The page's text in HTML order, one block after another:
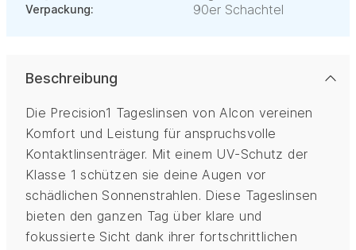
Verpackung: 90er Schachtel
Beschreibung
Die Precision1 Tageslinsen von Alcon vereinen
Komfort und Leistung für anspruchsvolle
Kontaktlinsenträger. Mit einem UV-Schutz der
Klasse 1 schützen sie deine Augen vor
schädlichen Sonnenstrahlen. Diese Tageslinsen
bieten den ganzen Tag über klare und
fokussierte Sicht dank ihrer fortschrittlichen